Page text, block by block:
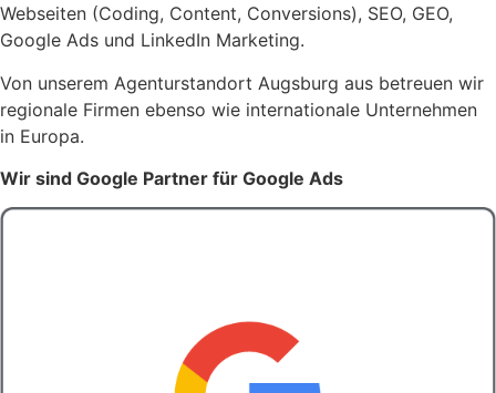
Webseiten (Coding, Content, Conversions), SEO, GEO,
Google Ads und LinkedIn Marketing.
Von unserem Agenturstandort Augsburg aus betreuen wir
regionale Firmen ebenso wie internationale Unternehmen
in Europa.
Wir sind Google Partner für Google Ads